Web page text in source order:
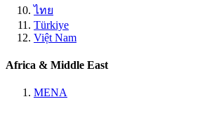
ไทย
Türkiye
Việt Nam
Africa & Middle East
MENA